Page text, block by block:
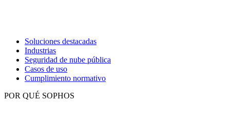
Soluciones destacadas
Industrias
Seguridad de nube pública
Casos de uso
Cumplimiento normativo
POR QUÉ SOPHOS